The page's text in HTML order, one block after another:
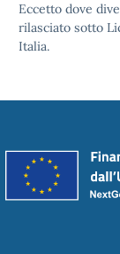
Eccetto dove
rilasciato sotto
Italia.